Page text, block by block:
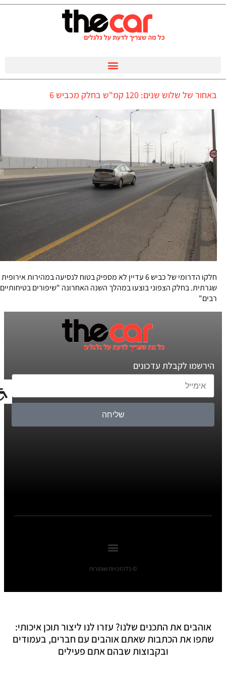
באחור של שלוש שנים: 120 קמ"ש בחלק מכביש 6
חלקו הדרומי של כביש 6 עדיין לא מספיק בטוח לנסיעה במהירות אירופית
שגרתית. בחלק הצפוני בוצעו במהלך השנה האחרונה "שיפורים בטיחותיים
רבים"
הירשמו לקבלת עדכונים
שליחה
© כל הזכויות שומורות
אוהבים את התכנים שלנו? עזרו לנו ליצור תוכן איכותי:
שתפו את הכתבות שאתם אוהבים עם חברים, בעמודים
ובקבוצות שבהם אתם פעילים